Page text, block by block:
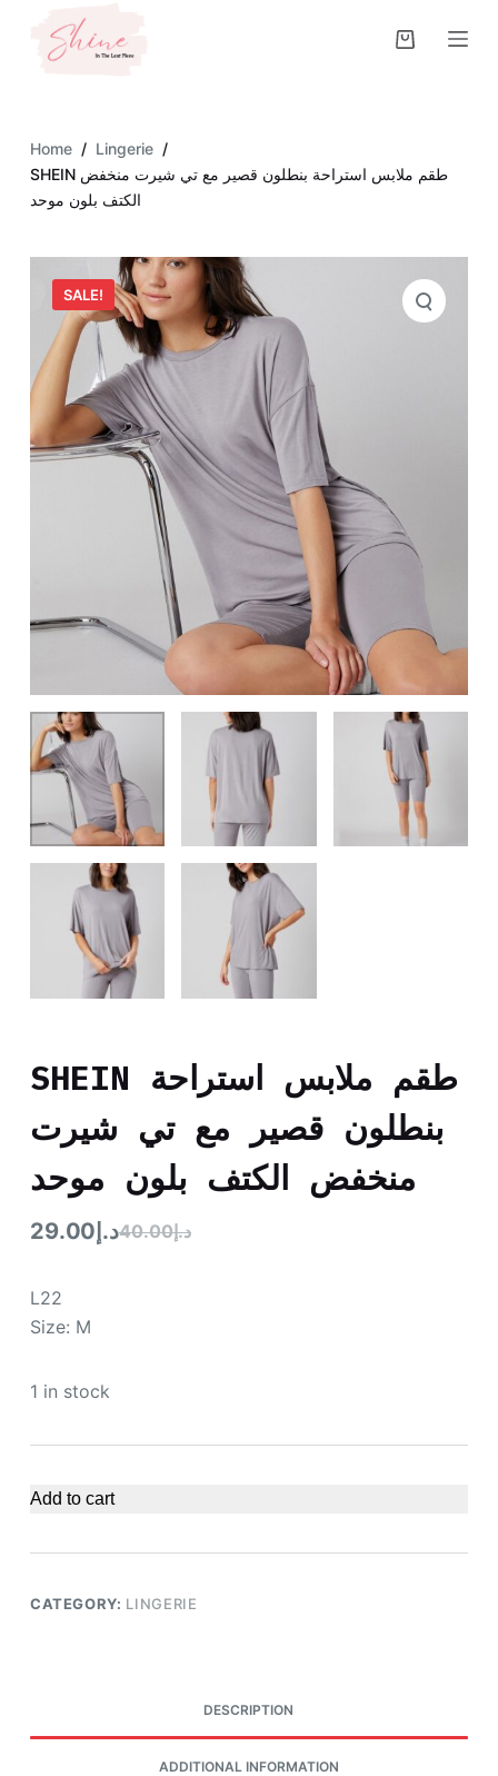
o
c
n
Home / Lingerie /
SHEIN طقم ملابس استراحة بنطلون قصير مع تي شيرت منخفض
الكتف بلون موحد
SALE!
SHEIN طقم ملابس استراحة
بنطلون قصير مع تي شيرت
منخفض الكتف بلون موحد
د.إ40.00د.إ 29.00
L22
Size: M
1 in stock
Add to cart
CATEGORY: LINGERIE
DESCRIPTION
ADDITIONAL INFORMATION